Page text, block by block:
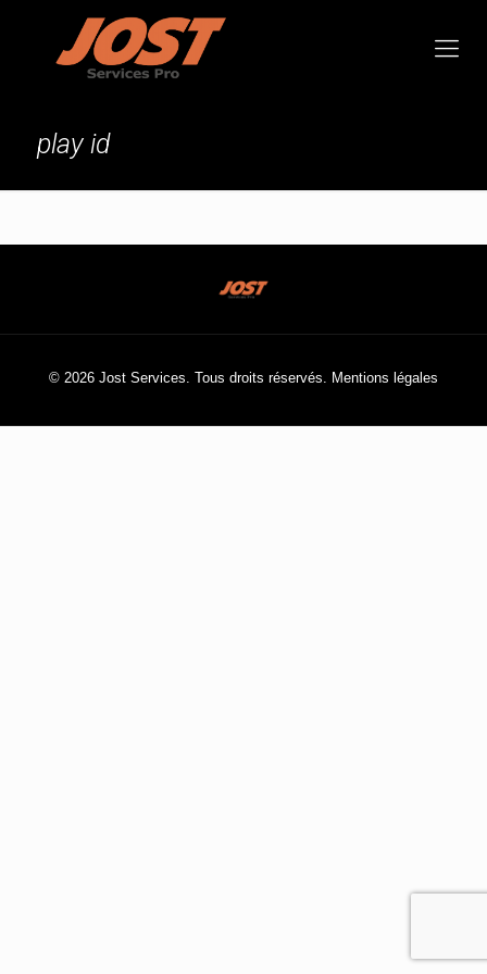
play id
© 2026 Jost Services. Tous droits réservés. Mentions légales